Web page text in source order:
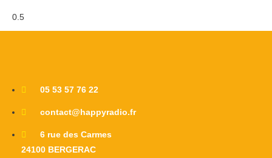
05 53 57 76 22
contact@happyradio.fr
6 rue des Carmes
24100 BERGERAC